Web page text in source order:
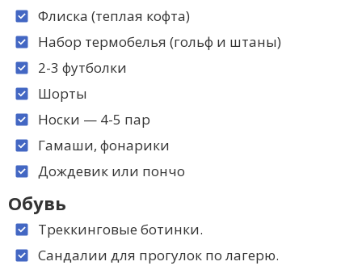
Флиска (теплая кофта)
Набор термобелья (гольф и штаны)
2-3 футболки
Шорты
Носки — 4-5 пар
Гамаши, фонарики
Дождевик или пончо
Обувь
Треккинговые ботинки.
Сандалии для прогулок по лагерю.